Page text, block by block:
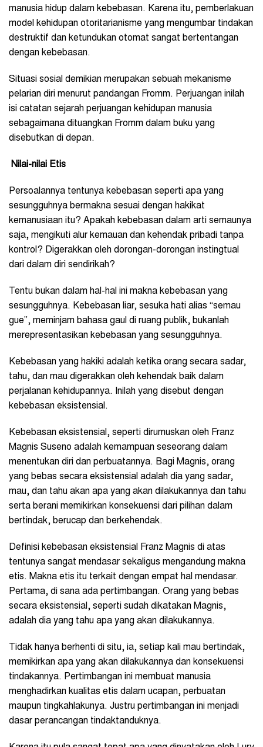
manusia hidup dalam kebebasan. Karena itu, pemberlakuan
model kehidupan otoritarianisme yang mengumbar tindakan
destruktif dan ketundukan otomat sangat bertentangan
dengan kebebasan.
Situasi sosial demikian merupakan sebuah mekanisme
pelarian diri menurut pandangan Fromm. Perjuangan inilah
isi catatan sejarah perjuangan kehidupan manusia
sebagaimana dituangkan Fromm dalam buku yang
disebutkan di depan.
Nilai-nilai Etis
Persoalannya tentunya kebebasan seperti apa yang
sesungguhnya bermakna sesuai dengan hakikat
kemanusiaan itu? Apakah kebebasan dalam arti semaunya
saja, mengikuti alur kemauan dan kehendak pribadi tanpa
kontrol? Digerakkan oleh dorongan-dorongan instingtual
dari dalam diri sendirikah?
Tentu bukan dalam hal-hal ini makna kebebasan yang
sesungguhnya. Kebebasan liar, sesuka hati alias “semau
gue”, meminjam bahasa gaul di ruang publik, bukanlah
merepresentasikan kebebasan yang sesungguhnya.
Kebebasan yang hakiki adalah ketika orang secara sadar,
tahu, dan mau digerakkan oleh kehendak baik dalam
perjalanan kehidupannya. Inilah yang disebut dengan
kebebasan eksistensial.
Kebebasan eksistensial, seperti dirumuskan oleh Franz
Magnis Suseno adalah kemampuan seseorang dalam
menentukan diri dan perbuatannya. Bagi Magnis, orang
yang bebas secara eksistensial adalah dia yang sadar,
mau, dan tahu akan apa yang akan dilakukannya dan tahu
serta berani memikirkan konsekuensi dari pilihan dalam
bertindak, berucap dan berkehendak.
Definisi kebebasan eksistensial Franz Magnis di atas
tentunya sangat mendasar sekaligus mengandung makna
etis. Makna etis itu terkait dengan empat hal mendasar.
Pertama, di sana ada pertimbangan. Orang yang bebas
secara eksistensial, seperti sudah dikatakan Magnis,
adalah dia yang tahu apa yang akan dilakukannya.
Tidak hanya berhenti di situ, ia, setiap kali mau bertindak,
memikirkan apa yang akan dilakukannya dan konsekuensi
tindakannya. Pertimbangan ini membuat manusia
menghadirkan kualitas etis dalam ucapan, perbuatan
maupun tingkahlakunya. Justru pertimbangan ini menjadi
dasar perancangan tindaktanduknya.